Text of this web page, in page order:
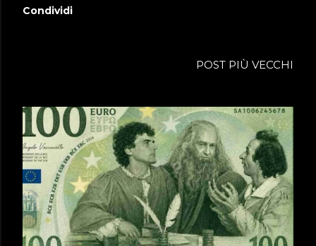
Condividi
POST PIÙ VECCHI